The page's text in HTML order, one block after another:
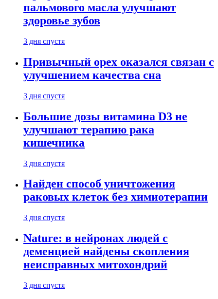
пальмового масла улучшают
здоровье зубов
3 дня спустя
Привычный орех оказался связан с
улучшением качества сна
3 дня спустя
Большие дозы витамина D3 не
улучшают терапию рака
кишечника
3 дня спустя
Найден способ уничтожения
раковых клеток без химиотерапии
3 дня спустя
Nature: в нейронах людей с
деменцией найдены скопления
неисправных митохондрий
3 дня спустя